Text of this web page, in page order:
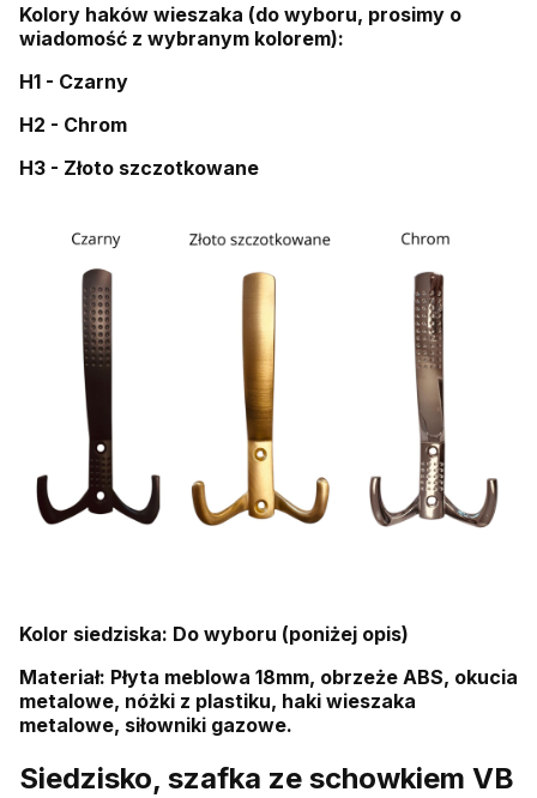
Kolory haków wieszaka (do wyboru, prosimy o
wiadomość z wybranym kolorem):
H1 - Czarny
H2 - Chrom
H3 - Złoto szczotkowane
Kolor siedziska: Do wyboru (poniżej opis)
Materiał: Płyta meblowa 18mm, obrzeże ABS, okucia
metalowe, nóżki z plastiku, haki wieszaka
metalowe, siłowniki gazowe.
Siedzisko, szafka ze schowkiem VB